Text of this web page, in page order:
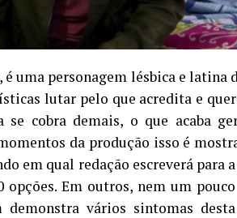
uma personagem lésbica e latina
lutar pelo que acredita e
cobra demais, o que acaba
da produção isso é
em qual redação escreverá para
opções. Em outros, nem um
demonstra vários sintomas